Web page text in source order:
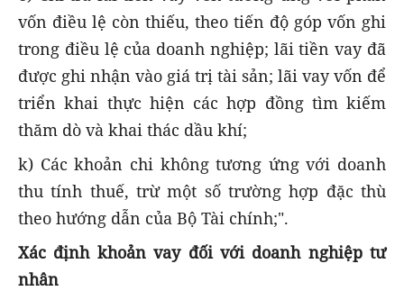
vốn điều lệ còn thiếu, theo tiến độ góp vốn ghi
trong điều lệ của doanh nghiệp; lãi tiền vay đã
được ghi nhận vào giá trị tài sản; lãi vay vốn để
triển khai thực hiện các hợp đồng tìm kiếm
thăm dò và khai thác dầu khí;
k) Các khoản chi không tương ứng với doanh
thu tính thuế, trừ một số trường hợp đặc thù
theo hướng dẫn của Bộ Tài chính;".
Xác định khoản vay đối với doanh nghiệp tư
nhân